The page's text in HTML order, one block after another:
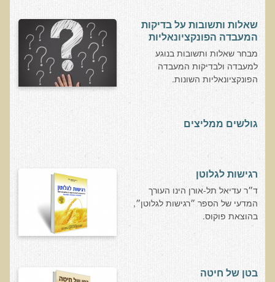
שאלון DASS
שאלון Identi-T Stress Assesment
שאלון נוירוביהוויוראלי
שאלון אוטואימוני
שאלון קנדידה
שאלון סימפטומים של קרינת רדיו
פרוטוקולים רפואיים
בדיקת סריקה - חומצות אורגניות בשתן
שאלות ותשובות על בדיקות
המעבדה הפונקציונאליות
מבחר שאלות ותשובות בנוגע
למעבדה ולבדיקות המעבדה
הפונקציונאליות השונות.
גולשים ממליצים
רגישות לגלוטן
ד״ר עדיאל תל-אורן הינו העורך
המדעי של הספר ״רגישות לגלוטן״,
בהוצאת פוקוס.
בטן של חיטה